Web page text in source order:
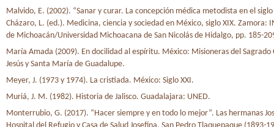
Malvido, E. (2002). “Sanar y curar. La concepción médica metodista en el siglo
Cházaro, L. (ed.). Medicina, ciencia y sociedad en México, siglo XIX. Zamora:
de Michoacán/Universidad Michoacana de San Nicolás de Hidalgo, pp. 185-
María Amada (2009). En docilidad al espíritu. México: Misioneras del Sagrado
Jesús y Santa María de Guadalupe.
Meyer, J. (1973 y 1974). La cristiada. México: Siglo XXI.
Muriá, J. M. (1982). Historia de Jalisco. Guadalajara: UNED.
Monterrubio, G. (2017). “Hacer siempre y en todo lo mejor”. Las hermanas